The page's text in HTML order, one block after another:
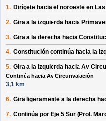
1. Dirígete hacia el noroeste en
2. Gira a la izquierda hacia
3. Gira a la derecha hacia
4. Constitución continúa hacia la
5. Gira a la izquierda hacia Av
Continúa hacia Av Circunvalación
3,1 km
6. Gira ligeramente a la derecha
7. Continúa por Eje 5 Sur (Prol.